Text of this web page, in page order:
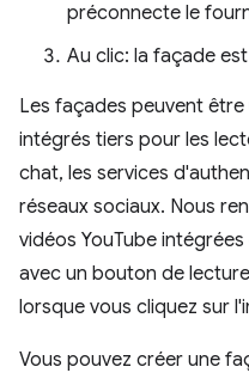
préconnecte le
Au clic: la façade
Les façades peuvent
intégrés tiers pour les
chat, les services
réseaux sociaux. Nous
vidéos YouTube
avec un bouton de
lorsque vous cliquez sur
Vous pouvez créer une